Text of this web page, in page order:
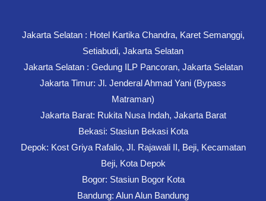
Jakarta Selatan : Hotel Kartika Chandra, Karet Semanggi,
Setiabudi, Jakarta Selatan
Jakarta Selatan : Gedung ILP Pancoran, Jakarta Selatan
Jakarta Timur: Jl. Jenderal Ahmad Yani (Bypass
Matraman)
Jakarta Barat: Rukita Nusa Indah, Jakarta Barat
Bekasi: Stasiun Bekasi Kota
Depok: Kost Griya Rafalio, Jl. Rajawali II, Beji, Kecamatan
Beji, Kota Depok
Bogor: Stasiun Bogor Kota
Bandung: Alun Alun Bandung